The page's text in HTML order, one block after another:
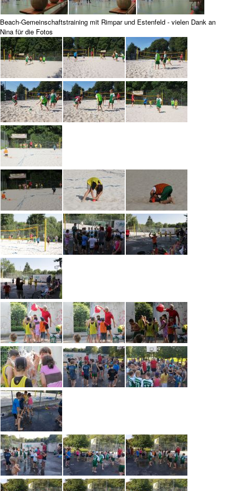
Beach-Gemeinschaftstraining mit Rimpar und Estenfeld - vielen Dank an
Nina für die Fotos